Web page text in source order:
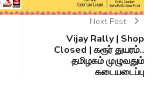
Next Post
Vijay Rally | Shop
Closed | கரூர் துயரம்..
தமிழகம் முழுவதும்
கடையடைப்பு